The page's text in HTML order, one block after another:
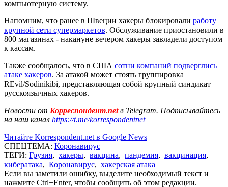
компьютерную систему.
Напомним, что ранее в Швеции хакеры блокировали работу
крупной сети супермаркетов. Обслуживание приостановили в
800 магазинах - накануне вечером хакеры завладели доступом
к кассам.
Также сообщалось, что в США сотни компаний подверглись
атаке хакеров. За атакой может стоять группировка
REvil/Sodinikibi, представляющая собой крупный синдикат
русскоязычных хакеров.
Новости от Корреспондент.netв Telegram. Подписывайтесь
на наш канал https://t.me/korrespondentnet
Читайте Korrespondent.net в Google News
СПЕЦТЕМА: Коронавирус
ТЕГИ: Грузия, хакеры, вакцина, пандемия, вакцинация,
кибератака, Коронавирус, хакерская атака
Если вы заметили ошибку, выделите необходимый текст и
нажмите Ctrl+Enter, чтобы сообщить об этом редакции.